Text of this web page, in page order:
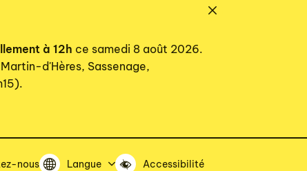
à 12h ce samedi 8 août 2026.
d'Hères, Sassenage,
nous Langue Accessibilité